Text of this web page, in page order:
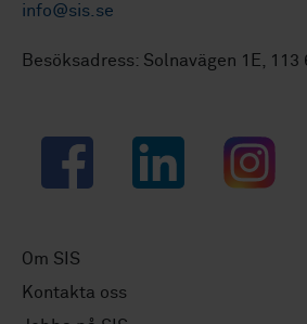
info@sis.se
Besöksadress: Solnavägen 1E,
Facebook LinkedIn Instagram
Om SIS
Kontakta oss